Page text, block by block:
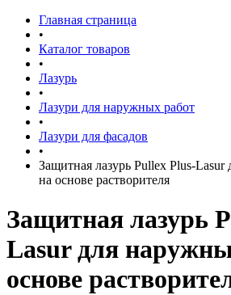
Главная страница
•
Каталог товаров
•
Лазурь
•
Лазури для наружных работ
•
Лазури для фасадов
•
Защитная лазурь Pullex Plus-
на основе растворителя
Защитная лазурь
Lasur для
основе